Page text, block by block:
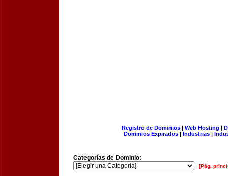
Registro de Dominios| Web Hosting |
Dominios Expirados | Industrias |
Categorías de Dominio:
[Pág.